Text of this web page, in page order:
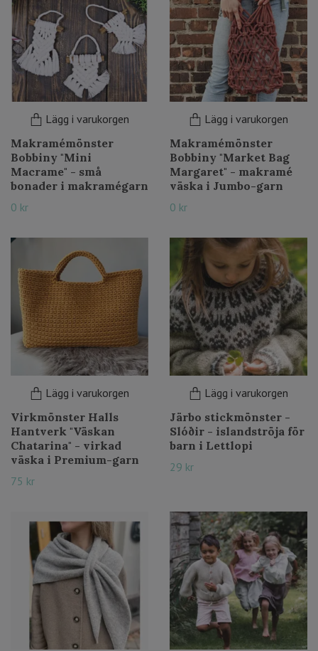
Lägg i varukorgen
Makramémönster
Bobbiny "Mini
Macrame" - små
bonader i makramégarn
0 kr
Lägg i varukorgen
Makramémönster
Bobbiny "Market Bag
Margaret" - makramé
väska i Jumbo-garn
0 kr
Lägg i varukorgen
Virkmönster Halls
Hantverk "Väskan
Chatarina" - virkad
väska i Premium-garn
75 kr
Lägg i varukorgen
Järbo stickmönster -
Slóðir - islandströja för
barn i Lettlopi
29 kr